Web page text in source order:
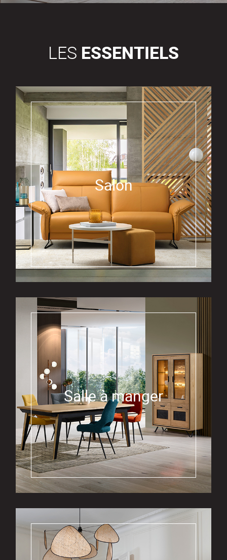
LES ESSENTIELS
Salon
Salle à manger